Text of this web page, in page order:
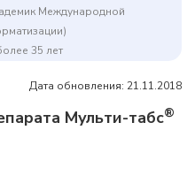
Международной
35 лет
Дата обновления: 21.11.2018
Мульти-табс®